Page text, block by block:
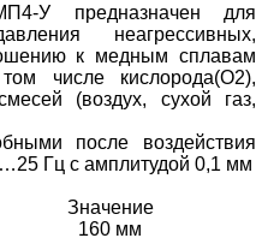
У предназначен для
неагрессивных,
к медным сплавам
числе кислорода(O2),
(воздух, сухой газ,
после воздействия
Гц с амплитудой 0,1 мм
Значение
160 мм